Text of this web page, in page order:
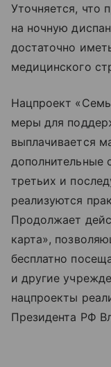
Уточняется, что
на ночную
достаточно
медицинского
Нацпроект
меры для
выплачивается
дополнительные
третьих и
реализуются
Продолжает
карта»,
бесплатно
и другие
нацпроекты
Президента РФ